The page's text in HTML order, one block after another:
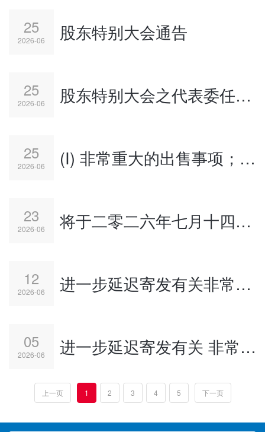
25
2026-06 股东特别大会通告
25
2026-06 股东特别大会之代表委任表格
25
2026-06 (I) 非常重大的出售事项；(II) 非常重大的收购事项；及(III) 股东特别大会通告
23
2026-06 将于二零二六年七月十四日举行之股东特别大会暂停办理股份过户登记
12
2026-06 进一步延迟寄发有关非常重大的出售事项及非常重大的收购事项之通函
05
2026-06 进一步延迟寄发有关 非常重大的出售事项及非常重大的收购事项之通函
上一页 1 2 3 4 5 下一页